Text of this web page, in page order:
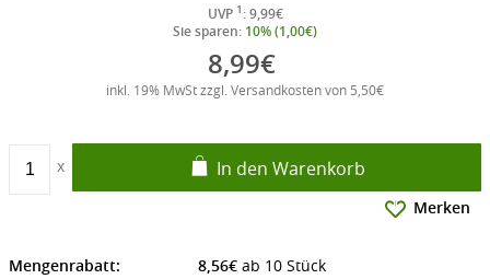
UVP 1 : 9,99€
Sie sparen: 10% (1,00€)
8,99€
inkl. 19% MwSt zzgl. Versandkosten von 5,50€
In den Warenkorb
Merken
Mengenrabatt: 8,56€ab 10 Stück